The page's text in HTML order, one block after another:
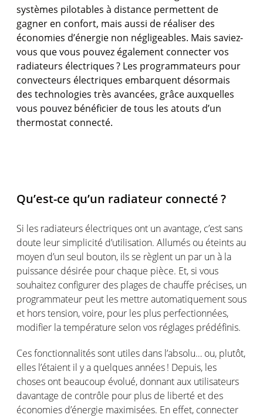
systèmes pilotables à distance permettent de
gagner en confort, mais aussi de réaliser des
économies d’énergie non négligeables. Mais saviez-
vous quevous pouvez également connectervos
radiateurs électriques? Les programmateurs pour
convecteurs électriques embarquent désormais
des technologies très avancées, grâceauxquelles
vous pouvez bénéficier detous les atouts d’un
thermostat connecté.
Qu’est-ce qu’un radiateur connecté?
Si les radiateurs électriques ont unavantage, c’estsans
doute leursimplicité d’utilisation. Allumés ou éteintsau
moyen d’un seul bouton, ilsse règlent un par un à la
puissance désirée pour chaque pièce. Et,si vous
souhaitez configurer des plages de chauffe précises, un
programmateur peut les mettre automatiquementsous
et hors tension,voire, pour les plus perfectionnées,
modifier latempérature selonvos réglages prédéfinis.
Cesfonctionnalitéssont utiles dans l’absolu… ou, plutôt,
elles l’étaient il y a quelquesannées! Depuis, les
choses ont beaucoup évolué, donnantaux utilisateurs
davantage de contrôle pour plus de liberté et des
économies d’énergie maximisées. En effet, connecter